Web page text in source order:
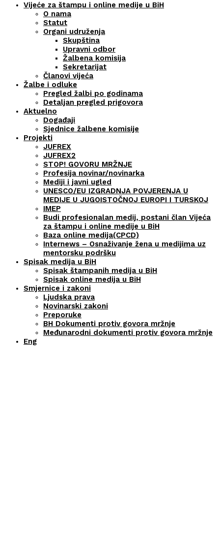
Vijeće za štampu i online medije u BiH
O nama
Statut
Organi udruženja
Skupština
Upravni odbor
Žalbena komisija
Sekretarijat
Članovi vijeća
Žalbe i odluke
Pregled žalbi po godinama
Detaljan pregled prigovora
Aktuelno
Događaji
Sjednice žalbene komisije
Projekti
JUFREX
JUFREX2
STOP! GOVORU MRŽNJE
Profesija novinar/novinarka
Mediji i javni ugled
UNESCO/EU IZGRADNJA POVJERENJA U
MEDIJE U JUGOISTOČNOJ EUROPI I TURSKOJ
IMEP
Budi profesionalan medij, postani član Vijeća
za štampu i online medije u BiH
Baza online medija(CPCD)
Internews – Osnaživanje žena u medijima uz
mentorsku podršku
Spisak medija u BiH
Spisak štampanih medija u BiH
Spisak online medija u BiH
Smjernice i zakoni
Ljudska prava
Novinarski zakoni
Preporuke
BH Dokumenti protiv govora mržnje
Međunarodni dokumenti protiv govora mržnje
Eng